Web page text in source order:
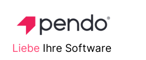
Liebe Ihre Software